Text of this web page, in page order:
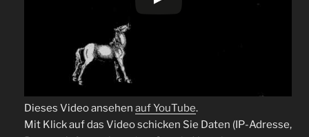
Dieses Video ansehen auf YouTube.
Mit Klick auf das Video schicken Sie Daten (IP-Adresse,